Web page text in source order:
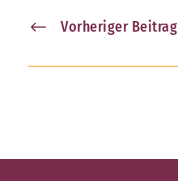
Vorheriger Beitrag